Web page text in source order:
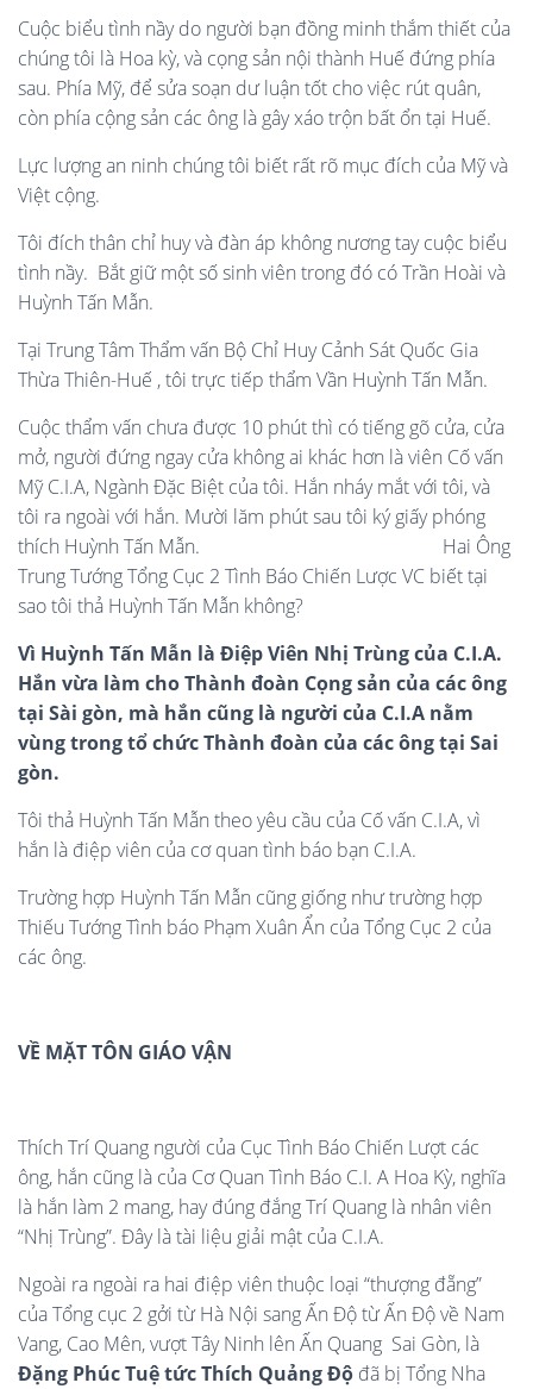
Cuộc biểu tình nầy do người bạn đồng minh thắm thiết của
chúng tôi là Hoa kỳ, và cọng sản nội thành Huế đứng phía
sau. Phía Mỹ, để sửa soạn dư luận tốt cho việc rút quân,
còn phía cộng sản các ông là gây xáo trộn bất ổn tại Huế.
Lực lượng an ninh chúng tôi biết rất rõ mục đích của Mỹ và
Việt cộng.
Tôi đích thân chỉ huy và đàn áp không nương tay cuộc biểu
tình nầy. Bắt giữ một số sinh viên trong đó có Trần Hoài và
Huỳnh Tấn Mẫn.
Tại Trung Tâm Thẩm vấn Bộ Chỉ Huy Cảnh Sát Quốc Gia
Thừa Thiên-Huế , tôi trực tiếp thẩm Vần Huỳnh Tấn Mẫn.
Cuộc thẩm vấn chưa được 10 phút thì có tiếng gõ cửa, cửa
mở, người đứng ngay cửa không ai khác hơn là viên Cố vấn
Mỹ C.I.A, Ngành Đặc Biệt của tôi. Hắn nháy mắt với tôi, và
tôi ra ngoài với hắn. Mười lăm phút sau tôi ký giấy phóng
thích Huỳnh Tấn Mẫn. Hai Ông
Trung Tướng Tổng Cục 2 Tình Báo Chiến Lược VC biết tại
sao tôi thả Huỳnh Tấn Mẫn không?
Vì Huỳnh Tấn Mẫn là Điệp Viên Nhị Trùng của C.I.A.
Hắn vừa làm cho Thành đoàn Cọng sản của các ông
tại Sài gòn, mà hắn cũng là người của C.I.A nằm
vùng trong tổ chức Thành đoàn của các ông tại Sai
gòn.
Tôi thả Huỳnh Tấn Mẫn theo yêu cầu của Cố vấn C.I.A, vì
hắn là điệp viên của cơ quan tình báo bạn C.I.A.
Trường hợp Huỳnh Tấn Mẫn cũng giống như trường hợp
Thiếu Tướng Tình báo Phạm Xuân Ẩn của Tổng Cục 2 của
các ông.
VỀ MẶT TÔN GIÁO VẬN
Thích Trí Quang người của Cục Tình Báo Chiến Lượt các
ông, hắn cũng là của Cơ Quan Tình Báo C.I. A Hoa Kỳ, nghĩa
là hắn làm 2 mang, hay đúng đắng Trí Quang là nhân viên
“Nhị Trùng”. Đây là tài liệu giải mật của C.I.A.
Ngoài ra ngoài ra hai điệp viên thuộc loại “thượng đẵng”
của Tổng cục 2 gởi từ Hà Nội sang Ấn Độ từ Ấn Độ về Nam
Vang, Cao Mên, vượt Tây Ninh lên Ấn Quang Sai Gòn, là
Đặng Phúc Tuệ tức Thích Quảng Độ đã bị Tổng Nha